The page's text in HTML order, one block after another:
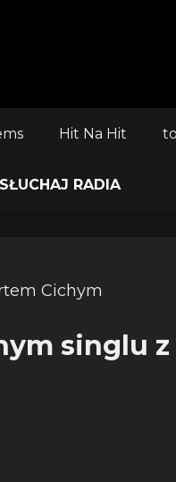
Hit Na Hit
RADIA
singlu